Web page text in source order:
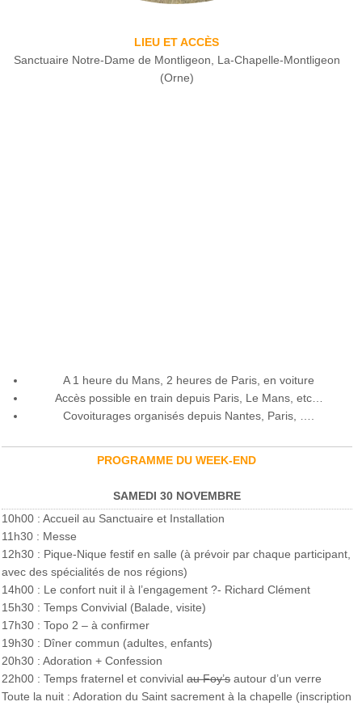
LIEU ET ACCÈS
Sanctuaire Notre-Dame de Montligeon, La-Chapelle-Montligeon
(Orne)
A 1 heure du Mans, 2 heures de Paris, en voiture
Accès possible en train depuis Paris, Le Mans, etc…
Covoiturages organisés depuis Nantes, Paris, ….
PROGRAMME DU WEEK-END
SAMEDI 30 NOVEMBRE
10h00 : Accueil au Sanctuaire et Installation
11h30 : Messe
12h30 : Pique-Nique festif en salle (à prévoir par chaque participant,
avec des spécialités de nos régions)
14h00 : Le confort nuit il à l’engagement ?- Richard Clément
15h30 : Temps Convivial (Balade, visite)
17h30 : Topo 2 – à confirmer
19h30 : Dîner commun (adultes, enfants)
20h30 : Adoration + Confession
22h00 : Temps fraternel et convivialau Foy’sautour d’un verre
Toute la nuit : Adoration du Saint sacrement à la chapelle (inscription